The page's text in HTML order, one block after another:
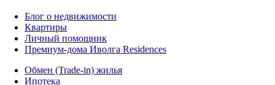
Блог о недвижимости
Квартиры
Личный помощник
Премиум-дома Иволга Residences
Обмен (Trade-in) жилья
Ипотека